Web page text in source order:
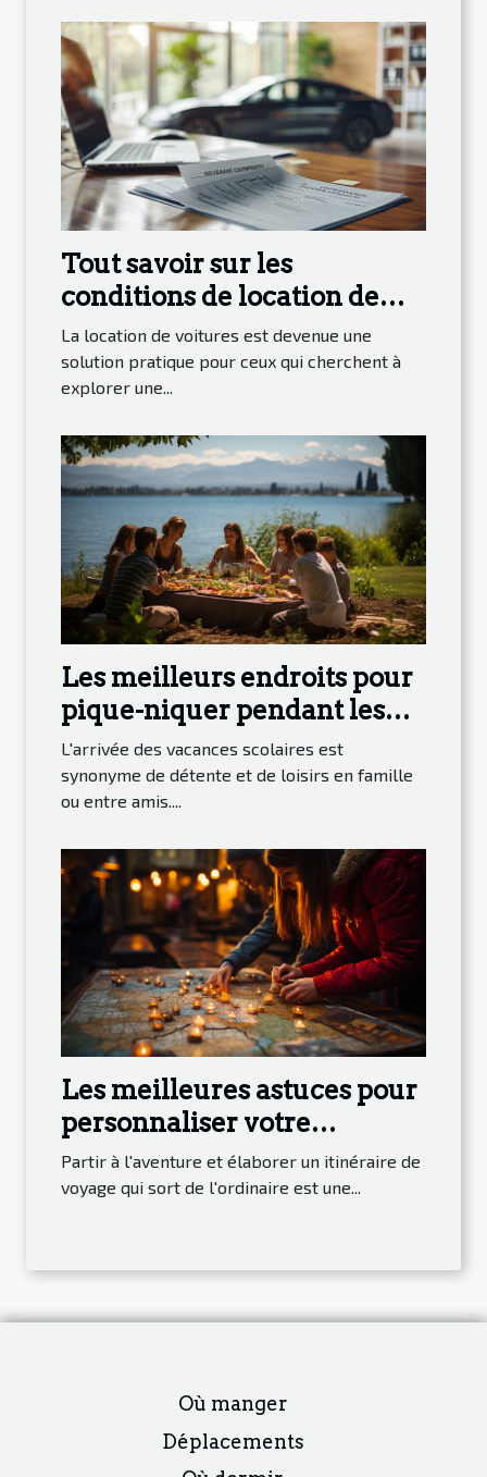
Tout savoir sur les
conditions de location de
voitures à des tarifs
compétitifs
La location de voitures est devenue une
solution pratique pour ceux qui cherchent à
explorer une...
Les meilleurs endroits pour
pique-niquer pendant les
vacances scolaires à Genève
L'arrivée des vacances scolaires est
synonyme de détente et de loisirs en famille
ou entre amis....
Les meilleures astuces pour
personnaliser votre
itinéraire de voyage et
découvrir des joyaux cachés
Partir à l'aventure et élaborer un itinéraire de
voyage qui sort de l'ordinaire est une...
Où manger
Déplacements